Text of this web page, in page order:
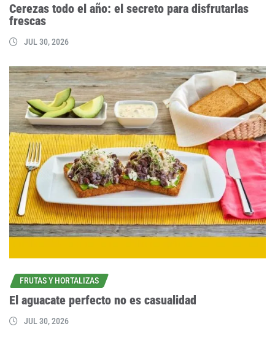
Cerezas todo el año: el secreto para disfrutarlas
frescas
JUL 30, 2026
FRUTAS Y HORTALIZAS
El aguacate perfecto no es casualidad
JUL 30, 2026